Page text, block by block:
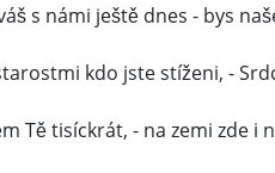
s námi ještě dnes - bys
kdo jste stíženi, -
Tě tisíckrát, - na zemi zde i